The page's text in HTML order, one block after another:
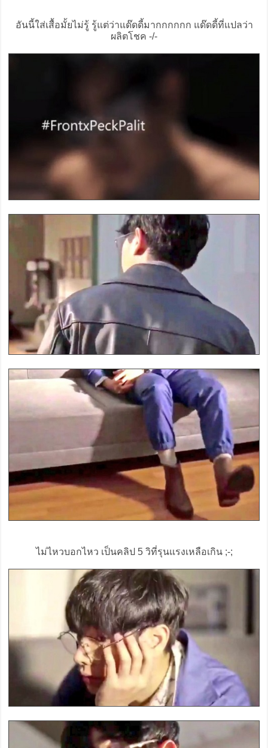
อันนี้ใส่เสื้อมั้ยไม่รู้ รู้แต่ว่าแด๊ดดี้มากกกกกก แด๊ดดี้ที่แปลว่า
ผลิตโชค -/-
ไม่ไหวบอกไหว เป็นคลิป 5 วิที่รุนแรงเหลือเกิน ;-;